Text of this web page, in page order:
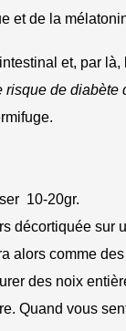
et de la
et, par là,
de diabète
10-20gr.
décortiquée sur
alors comme
des noix
Quand vous